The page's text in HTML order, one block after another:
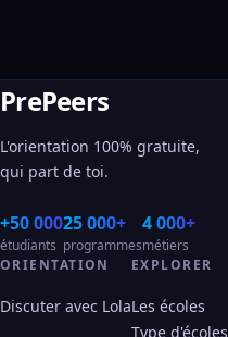
PrePeers
L'orientation 100% gratuite,
qui part de toi.
+50 000
étudiants
25 000+
programmes
4 000+
métiers
ORIENTATION
Discuter avec Lola
EXPLORER
Les écoles
Type d'écoles